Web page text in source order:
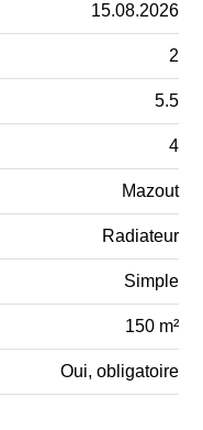
15.08.2026
2
5.5
4
Mazout
Radiateur
Simple
150 m²
Oui, obligatoire